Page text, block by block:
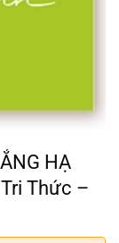
HẠ
Thức –